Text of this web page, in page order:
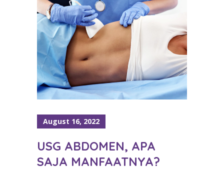
August 16, 2022
USG ABDOMEN, APA
SAJA MANFAATNYA?